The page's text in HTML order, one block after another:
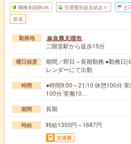
職種未経験OK 交通費別途支給あり 土
派遣
勤務地 奈良県天理市
二階堂駅から徒歩15分
曜日頻度
期間／即日～長期勤務 ●勤務日(
レンダーにて出勤
時間
●時間9:00～21:10 休憩100分
100分 実働10…
期間 長期
時給 時給1350円～1687円
交通費